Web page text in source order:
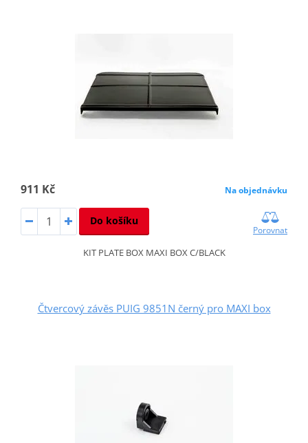
911 Kč Na objednávku
Do košíku
Porovnat
KIT PLATE BOX MAXI BOX C/BLACK
Čtvercový závěs PUIG 9851N černý pro MAXI box